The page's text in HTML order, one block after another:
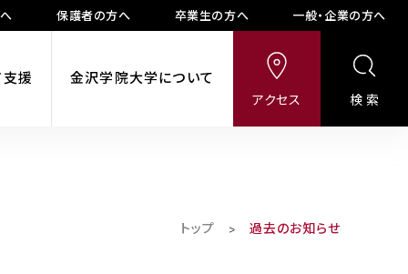
アクセス 検索
支援 金沢学院大学について
保護者の方へ 卒業生の方へ 一般・企業の方へ
トップ > 過去のお知らせ